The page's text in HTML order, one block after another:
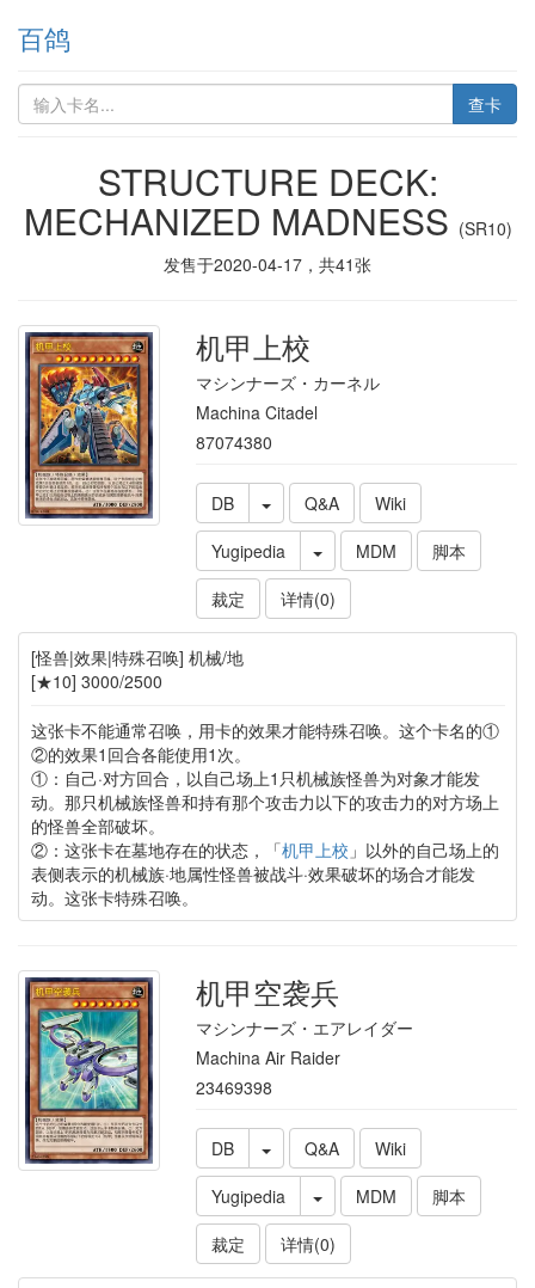
百鸽
查卡
STRUCTURE DECK:
MECHANIZED MADNESS (SR10)
发售于2020-04-17 ，共41张
机甲上校
マシンナーズ・カーネル
Machina Citadel
87074380
DB Q&A
Wiki
Yugipedia
MDM
脚本
裁定
详情(0)
[怪兽|效果|特殊召唤] 机械/地
[★10] 3000/2500
这张卡不能通常召唤，用卡的效果才能特殊召唤。这个卡名的①
②的效果1回合各能使用1次。
①：自己·对方回合，以自己场上1只机械族怪兽为对象才能发
动。那只机械族怪兽和持有那个攻击力以下的攻击力的对方场上
的怪兽全部破坏。
②：这张卡在墓地存在的状态，「机甲上校 」以外的自己场上的
表侧表示的机械族·地属性怪兽被战斗·效果破坏的场合才能发
动。这张卡特殊召唤。
机甲空袭兵
マシンナーズ・エアレイダー
Machina Air Raider
23469398
DB Q&A
Wiki
Yugipedia
MDM
脚本
裁定
详情(0)